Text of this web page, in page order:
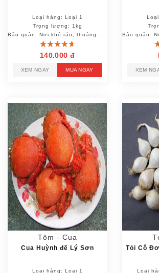
Loại hàng: Loại 1
Trọng lượng: 1kg
140.000 đ
XEM NGAY MUA NGAY XEM
Tôm - Cua
Cua Huỳnh đế Lý Sơn
Loại hàng: Loại 1
Tỏi Cô
Loại